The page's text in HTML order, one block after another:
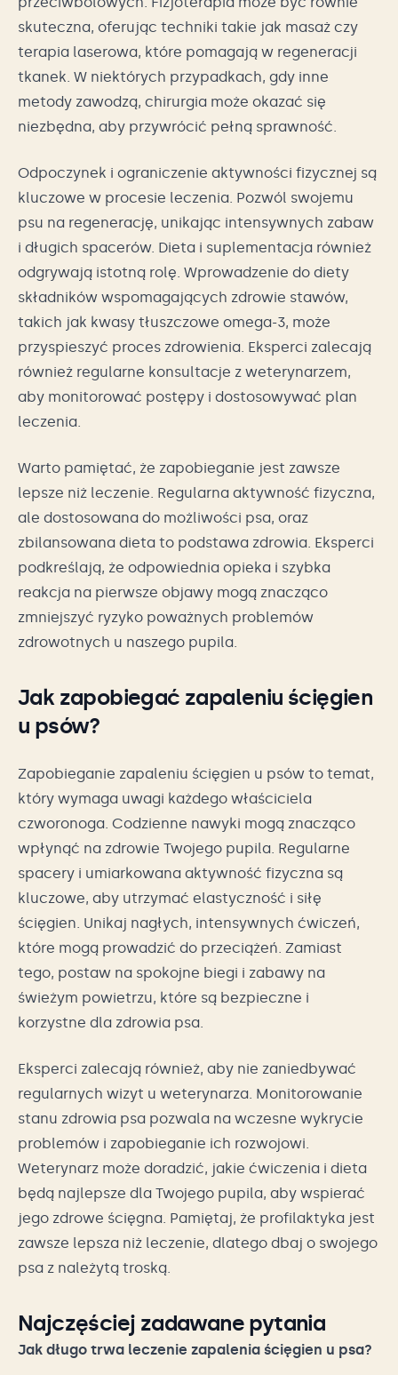
skuteczna, oferując techniki takie jak masaż czy
terapia laserowa, które pomagają w regeneracji
tkanek. W niektórych przypadkach, gdy inne
metody zawodzą, chirurgia może okazać się
niezbędna, aby przywrócić pełną sprawność.
Odpoczynek i ograniczenie aktywności fizycznej są
kluczowe w procesie leczenia. Pozwól swojemu
psu na regenerację, unikając intensywnych zabaw
i długich spacerów. Dieta i suplementacja również
odgrywają istotną rolę. Wprowadzenie do diety
składników wspomagających zdrowie stawów,
takich jak kwasy tłuszczowe omega-3, może
przyspieszyć proces zdrowienia. Eksperci zalecają
również regularne konsultacje z weterynarzem,
aby monitorować postępy i dostosowywać plan
leczenia.
Warto pamiętać, że zapobieganie jest zawsze
lepsze niż leczenie. Regularna aktywność fizyczna,
ale dostosowana do możliwości psa, oraz
zbilansowana dieta to podstawa zdrowia. Eksperci
podkreślają, że odpowiednia opieka i szybka
reakcja na pierwsze objawy mogą znacząco
zmniejszyć ryzyko poważnych problemów
zdrowotnych u naszego pupila.
Jak zapobiegać zapaleniu ścięgien
u psów?
Zapobieganie zapaleniu ścięgien u psów to temat,
który wymaga uwagi każdego właściciela
czworonoga. Codzienne nawyki mogą znacząco
wpłynąć na zdrowie Twojego pupila. Regularne
spacery i umiarkowana aktywność fizyczna są
kluczowe, aby utrzymać elastyczność i siłę
ścięgien. Unikaj nagłych, intensywnych ćwiczeń,
które mogą prowadzić do przeciążeń. Zamiast
tego, postaw na spokojne biegi i zabawy na
świeżym powietrzu, które są bezpieczne i
korzystne dla zdrowia psa.
Eksperci zalecają również, aby nie zaniedbywać
regularnych wizyt u weterynarza. Monitorowanie
stanu zdrowia psa pozwala na wczesne wykrycie
problemów i zapobieganie ich rozwojowi.
Weterynarz może doradzić, jakie ćwiczenia i dieta
będą najlepsze dla Twojego pupila, aby wspierać
jego zdrowe ścięgna. Pamiętaj, że profilaktyka jest
zawsze lepsza niż leczenie, dlatego dbaj o swojego
psa z należytą troską.
Najczęściej zadawane pytania
Jak długo trwa leczenie zapalenia ścięgien u psa?